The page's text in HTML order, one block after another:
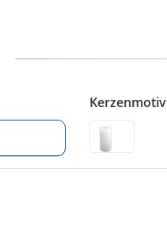
Kerzenmotiv